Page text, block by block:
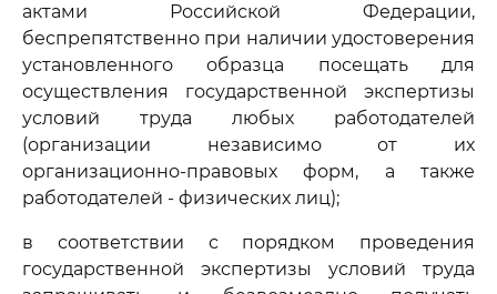
актами Российской Федерации,
беспрепятственно при наличии удостоверения
установленного образца посещать для
осуществления государственной экспертизы
условий труда любых работодателей
(организации независимо от их
организационно-правовых форм, а также
работодателей - физических лиц);
в соответствии с порядком проведения
государственной экспертизы условий труда